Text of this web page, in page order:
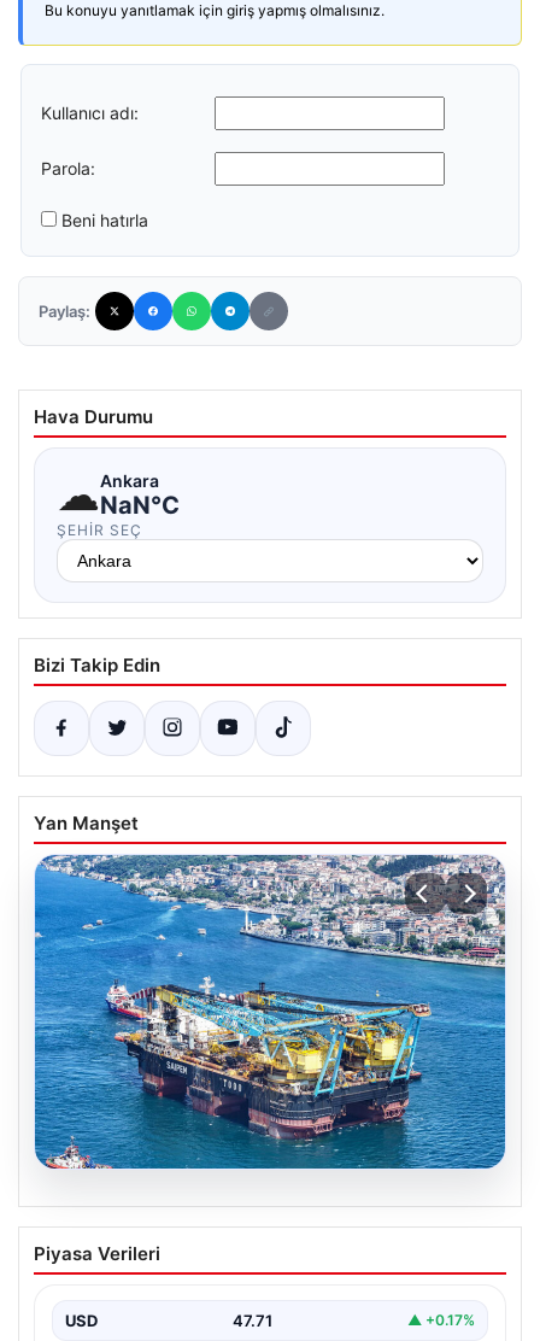
Bu konuyu yanıtlamak için giriş yapmış olmalısınız.
Kullanıcı adı:
Parola:
Beni hatırla
Paylaş:
Hava Durumu
☁Ankara
NaN°C
ŞEHIR SEÇ
Bizi Takip Edin
Yan Manşet
İstanbul Boğazı’ndan bir dev geçti.
Köprülerin altından geçebilmek için
Piyasa Verileri
USD 47.71 ▲ +0.17%